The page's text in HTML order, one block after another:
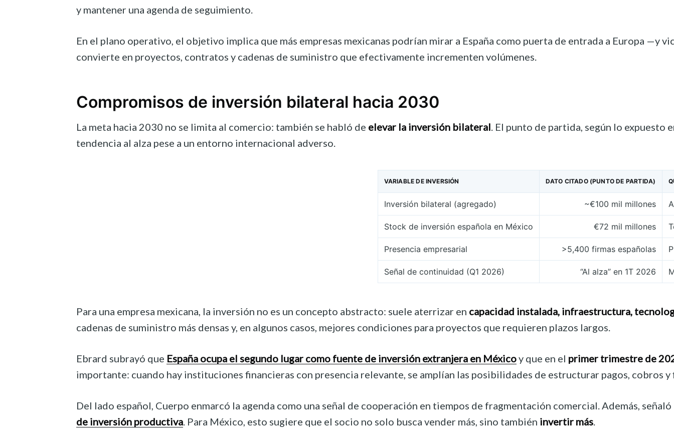
y mantener una agenda de seguimiento.
En el plano operativo, el objetivo implica que más empresas mexicanas podrían mirar a España como puerta de entrada a Europa
convierte en proyectos, contratos y cadenas de suministro que efectivamente incrementen volúmenes.
Compromisos de inversión bilateral hacia 2030
La meta hacia 2030 no se limita al comercio: también se habló de elevar la inversión bilateral. El punto de partida, según lo
tendencia al alza pese a un entorno internacional adverso.
VARIABLE DE INVERSIÓN DATO CITADO (PUNTO DE PARTIDA)
Inversión bilateral (agregado) ~€100 mil millones
Stock de inversión española en México €72 mil millones
Presencia empresarial >5,400 firmas españolas
Señal de continuidad (Q1 2026) “Al alza” en 1T 2026
Para una empresa mexicana, la inversión no es un concepto abstracto: suele aterrizar en capacidad instalada, infraestructura,
cadenas de suministro más densas y, en algunos casos, mejores condiciones para proyectos que requieren plazos largos.
Ebrard subrayó que España ocupa el segundo lugar como fuente de inversión extranjera en Méxicoy que en el primer trimestre de
importante: cuando hay instituciones financieras con presencia relevante, se amplían las posibilidades de estructurar pagos, cobros
Del lado español, Cuerpo enmarcó la agenda como una señal de cooperación en tiempos de fragmentación comercial. Además,
de inversión productiva. Para México, esto sugiere que el socio no solo busca vender más, sino también invertir más.